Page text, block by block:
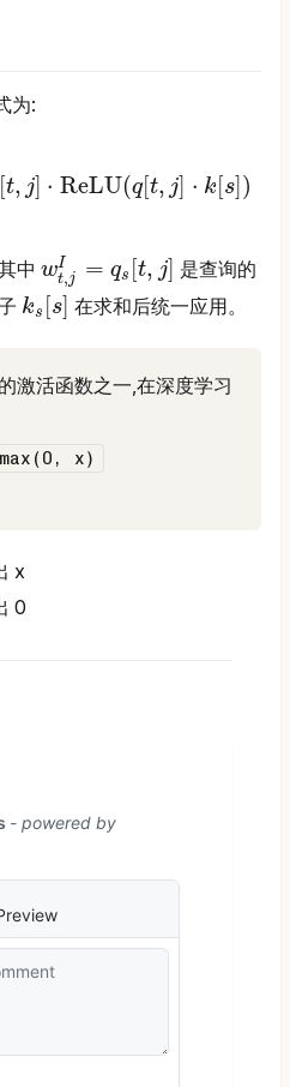
为:
[t, j] ⋅ ReLU(q[t, j] ⋅ k [s])
中 wI
t,j = qs [t, j] 是查询的
ks [s] 在求和后统一应用。
激活函数之一,在深度学习
x)
x
0